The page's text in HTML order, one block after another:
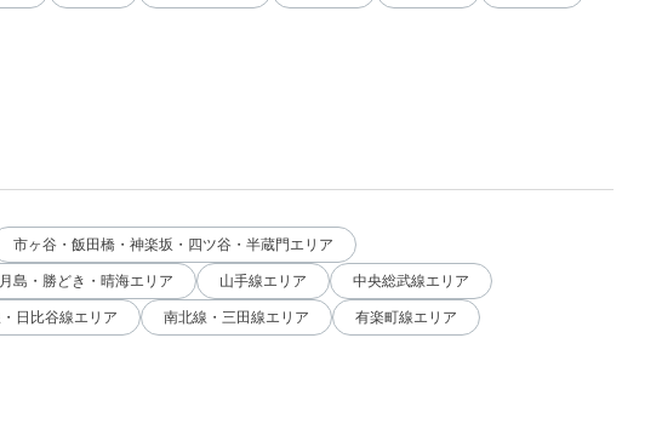
市ヶ谷・飯田橋・神楽坂・四ツ谷・半蔵門エリア
月島・勝どき・晴海エリア 山手線エリア 中央総武線エリア
日比谷線エリア 南北線・三田線エリア 有楽町線エリア